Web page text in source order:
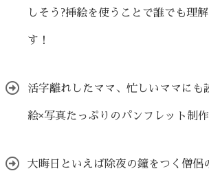
しそう?挿絵を使うことで誰でも理
す！
活字離れしたママ、忙しいママにも
絵×写真たっぷりのパンフレット制作
大晦日といえば除夜の鐘をつく僧侶